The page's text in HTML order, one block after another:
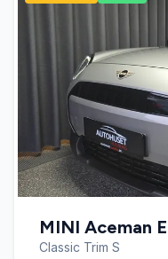
MINI Aceman E
Classic Trim S